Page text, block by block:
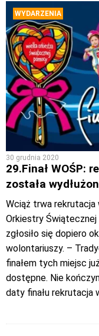
WYDARZENIA
30 grudnia 2020
29.Finał WOŚP:
została
Wciąż trwa rekrutacja
Orkiestry
zgłosiło się dopiero
wolontariuszy. –
finałem tych miejsc
dostępne. Nie
daty finału rekrutacja